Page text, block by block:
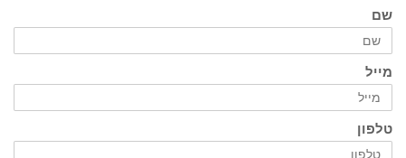
שם
מייל
טלפון